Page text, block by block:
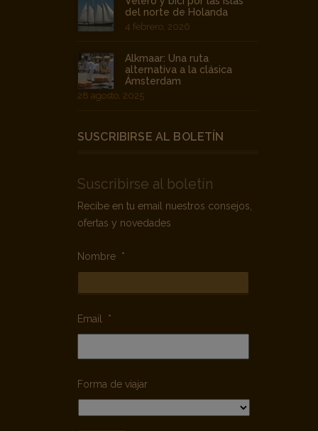
del norte de Holanda
4 febrero, 2026
Alkmaar: Una ruta
alternativa a la clásica
Ámsterdam
28 agosto, 2025
SUSCRIBIRSE AL BOLETÍN
Suscribirse al boletín
Recibe en tu email nuestros consejos,
ofertas y novedades
Nombre *
Email *
Forma de viajar